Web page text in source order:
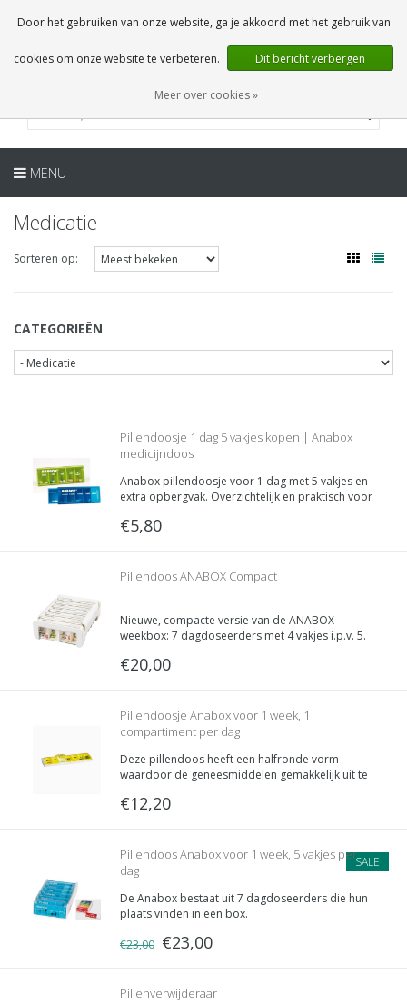
0 Artikelen
NL
MENU
Medicatie
Sorteren op:
CATEGORIEËN
Pillendoosje 1 dag 5 vakjes kopen | Anabox
medicijndoos
Anabox pillendoosje voor 1 dag met 5 vakjes en
extra opbergvak. Overzichtelijk en praktisch voor
onderweg.Productomschrijving:
€5,80
Pillendoos ANABOX Compact
Nieuwe, compacte versie van de ANABOX
weekbox: 7 dagdoseerders met 4 vakjes i.p.v. 5.
statistieken blijkt namelijk dat de meeste
€20,00
Pillendoosje Anabox voor 1 week, 1
compartiment per dag
Deze pillendoos heeft een halfronde vorm
waardoor de geneesmiddelen gemakkelijk uit te
mogelijk is omdat er afgeronde hoeken zijn.
€12,20
SALE
Pillendoos Anabox voor 1 week, 5 vakjes per
dag
De Anabox bestaat uit 7 dagdoseerders die hun
plaats vinden in een box.
€23,00 €23,00
Pillenverwijderaar
Door het gebruiken van onze website, ga je akkoord met het gebruik van
cookies om onze website te verbeteren. Dit bericht verbergen
Meer over cookies »